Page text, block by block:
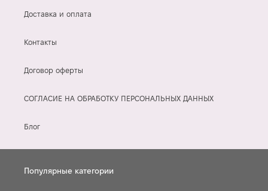
Доставка и оплата
Контакты
Договор оферты
СОГЛАСИЕ НА ОБРАБОТКУ ПЕРСОНАЛЬНЫХ ДАННЫХ
Блог
Популярные категории